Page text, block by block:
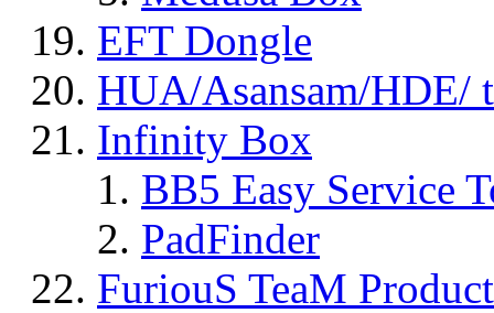
EFT Dongle
HUA/Asansam/HDE/
Infinity Box
BB5 Easy Service
PadFinder
FuriouS TeaM